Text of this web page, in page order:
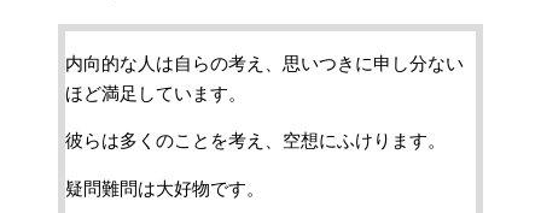
内向的な人は自らの考え、思いつきに申し分ない
ほど満足しています。
彼らは多くのことを考え、空想にふけります。
疑問難問は大好物です。